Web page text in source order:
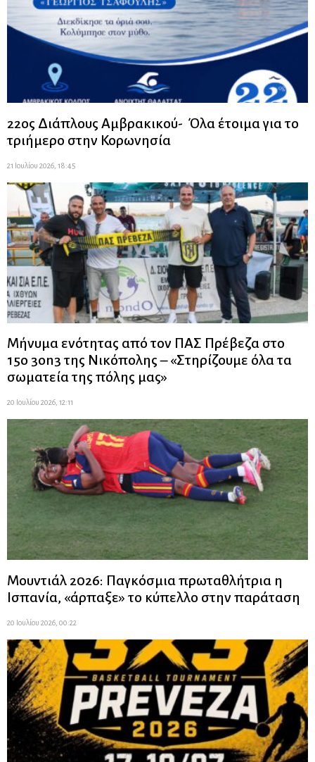
22ος Διάπλους Αμβρακικού- Όλα έτοιμα για το
τριήμερο στην Κορωνησία
21 Ιουλίου 2026, 18:45
Μήνυμα ενότητας από τον ΠΑΣ Πρέβεζα στο
15ο 3on3 της Νικόπολης – «Στηρίζουμε όλα τα
σωματεία της πόλης μας»
20 Ιουλίου 2026, 12:11
Μουντιάλ 2026: Παγκόσμια πρωταθλήτρια η
Ισπανία, «άρπαξε» το κύπελλο στην παράταση
20 Ιουλίου 2026, 00:22